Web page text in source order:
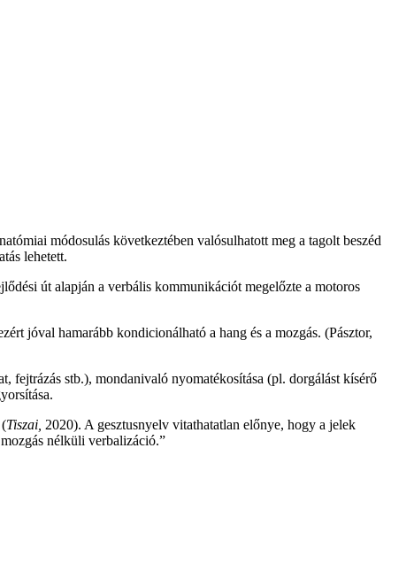
módosulás következtében valósulhatott meg a tagolt beszéd
lehetett.
út alapján a verbális kommunikációt megelőzte a motoros
jóval hamarább kondicionálható a hang és a mozgás. (Pásztor,
fejtrázás stb.), mondanivaló nyomatékosítása (pl. dorgálást kísérő
Tiszai, 2020). A gesztusnyelv vitathatatlan előnye, hogy a jelek
nélküli verbalizáció.”